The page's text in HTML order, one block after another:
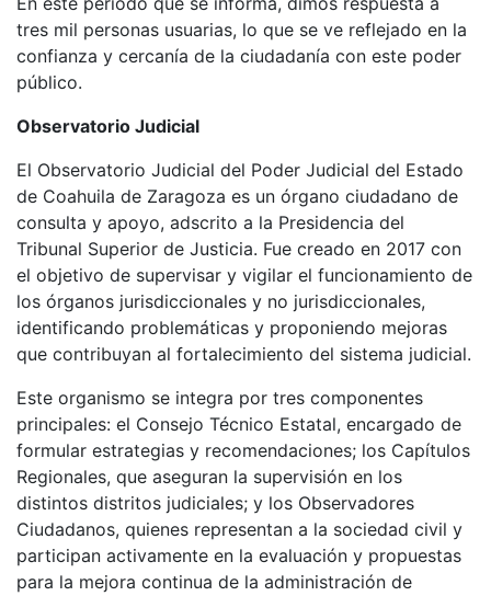
tres mil personas usuarias, lo que se ve reflejado en la
confianza y cercanía de la ciudadanía con este poder
público.
Observatorio Judicial
El Observatorio Judicial del Poder Judicial del Estado
de Coahuila de Zaragoza es un órgano ciudadano de
consulta y apoyo, adscrito a la Presidencia del
Tribunal Superior de Justicia. Fue creado en 2017 con
el objetivo de supervisar y vigilar el funcionamiento de
los órganos jurisdiccionales y no jurisdiccionales,
identificando problemáticas y proponiendo mejoras
que contribuyan al fortalecimiento del sistema judicial.
Este organismo se integra por tres componentes
principales: el Consejo Técnico Estatal, encargado de
formular estrategias y recomendaciones; los Capítulos
Regionales, que aseguran la supervisión en los
distintos distritos judiciales; y los Observadores
Ciudadanos, quienes representan a la sociedad civil y
participan activamente en la evaluación y propuestas
para la mejora continua de la administración de